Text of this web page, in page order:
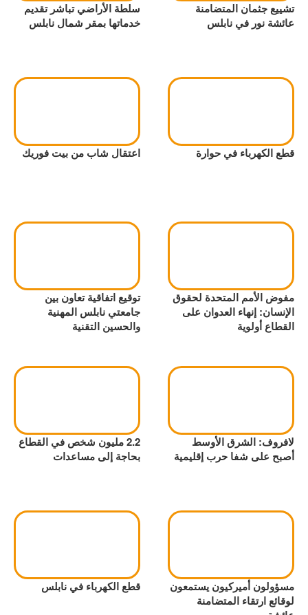
تشييع جثمان المتضامنة
عائشة نور في نابلس
سلطة الأراضي تباشر تقديم
خدماتها بمقر شمال نابلس
قطع الكهرباء في حوارة اعتقال شاب من بيت فوريك
مفوض الأمم المتحدة لحقوق
الإنسان: إنهاء العدوان على
القطاع أولوية
توقيع اتفاقية تعاون بين
جامعتي نابلس المهنية
والحسين التقنية
لافروف: الشرق الأوسط
أصبح على شفا حرب إقليمية
2.2 مليون شخص في القطاع
بحاجة إلى مساعدات
مسؤولون أميركيون يستمعون
لوقائع ارتقاء المتضامنة
قطع الكهرباء في نابلس